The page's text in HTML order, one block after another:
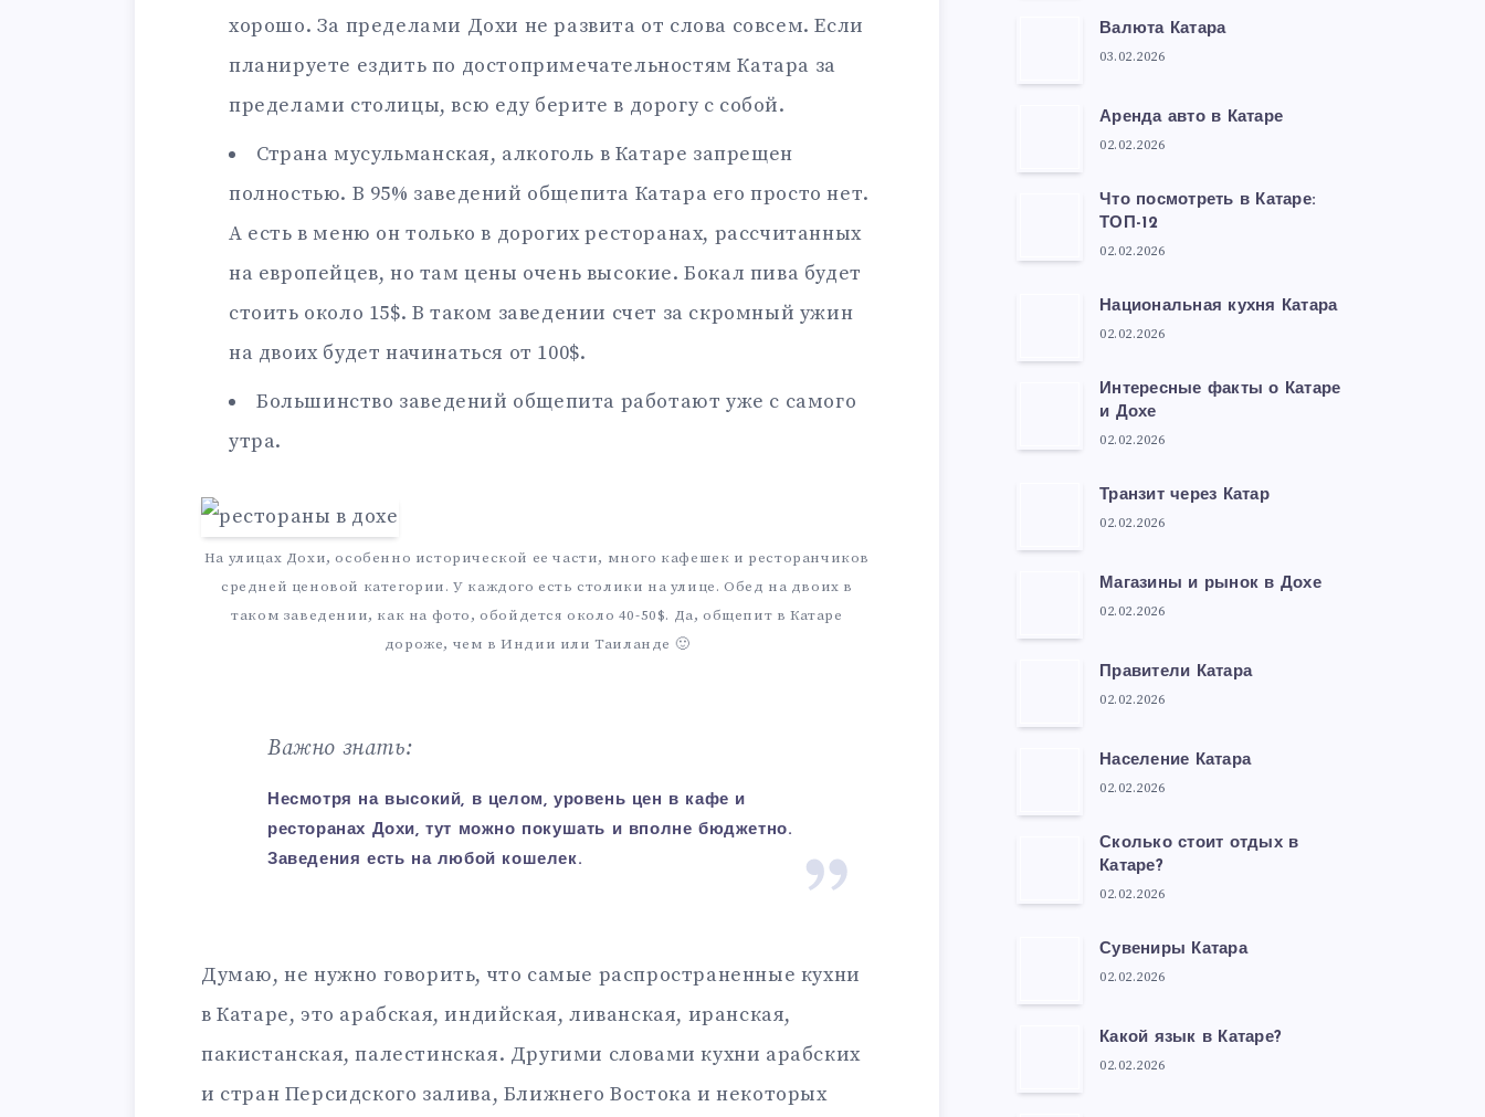
хорошо. За пределами Дохи не развита от слова совсем. Если
планируете ездить по достопримечательностям Катара за
пределами столицы, всю еду берите в дорогу с собой.
Страна мусульманская, алкоголь в Катаре запрещен
полностью. В 95% заведений общепита Катара его просто нет.
А есть в меню он только в дорогих ресторанах, рассчитанных
на европейцев, но там цены очень высокие. Бокал пива будет
стоить около 15$. В таком заведении счет за скромный ужин
на двоих будет начинаться от 100$.
Большинство заведений общепита работают уже с самого
утра.
На улицах Дохи, особенно исторической ее части, много кафешек и ресторанчиков
средней ценовой категории. У каждого есть столики на улице. Обед на двоих в
таком заведении, как на фото, обойдется около 40-50$. Да, общепит в Катаре
дороже, чем в Индии или Таиланде 🙂
Важно знать:
Несмотря на высокий, в целом, уровень цен в кафе и
ресторанах Дохи, тут можно покушать и вполне бюджетно.
Заведения есть на любой кошелек.
Думаю, не нужно говорить, что самые распространенные кухни
в Катаре, это арабская, индийская, ливанская, иранская,
пакистанская, палестинская. Другими словами кухни арабских
и стран Персидского залива, Ближнего Востока и некоторых
Валюта Катара
03.02.2026
Аренда авто в Катаре
02.02.2026
Что посмотреть в Катаре:
ТОП-12
02.02.2026
Национальная кухня Катара
02.02.2026
Интересные факты о Катаре
и Дохе
02.02.2026
Транзит через Катар
02.02.2026
Магазины и рынок в Дохе
02.02.2026
Правители Катара
02.02.2026
Население Катара
02.02.2026
Сколько стоит отдых в
Катаре?
02.02.2026
Сувениры Катара
02.02.2026
Какой язык в Катаре?
02.02.2026